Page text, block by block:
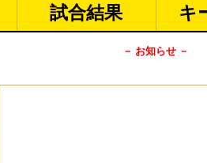
試合結果 キ
－ お知らせ －